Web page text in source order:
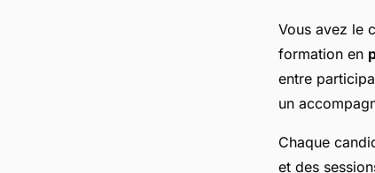
Vous avez le
formation en
entre
un
Chaque
et des